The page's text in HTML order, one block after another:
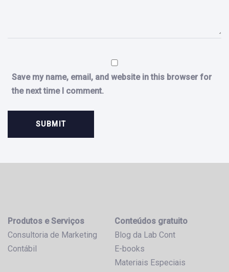
Save my name, email, and website in this browser for
the next time I comment.
Produtos e Serviços
Consultoria de Marketing
Contábil
Conteúdos gratuito
Blog da Lab Cont
E-books
Materiais Especiais